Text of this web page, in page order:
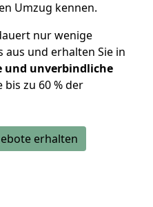
Umzug kennen.
nur wenige
aus und erhalten Sie in
und unverbindliche
bis zu 60 % der
erhalten